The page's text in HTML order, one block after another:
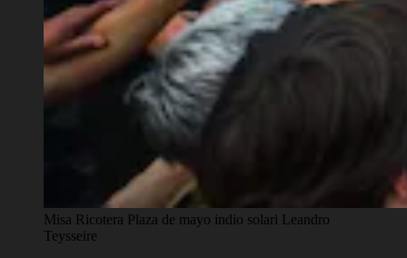
Misa Ricotera Plaza de mayo indio solari Leandro
Teysseire